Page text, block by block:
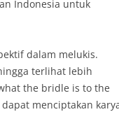
Indonesia untuk
dalam melukis.
terlihat lebih
the bridle is to the
menciptakan